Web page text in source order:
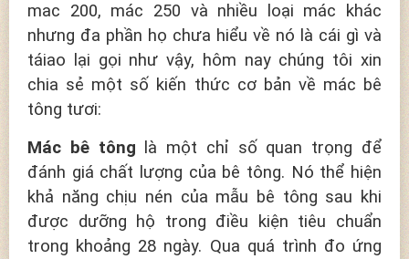
mac 200, mác 250 và nhiều loại mác khác
nhưng đa phần họ chưa hiểu về nó là cái gì và
táiao lại gọi như vậy, hôm nay chúng tôi xin
chia sẻ một số kiến thức cơ bản về mác bê
tông tươi:
Mác bê tông là một chỉ số quan trọng để
đánh giá chất lượng của bê tông. Nó thể hiện
khả năng chịu nén của mẫu bê tông sau khi
được dưỡng hộ trong điều kiện tiêu chuẩn
trong khoảng 28 ngày. Qua quá trình đo ứng